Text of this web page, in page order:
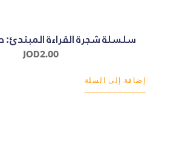
سلسلة شجرة القراءة
JOD2.00
إضافة إلى السلة